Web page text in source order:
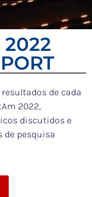
2022
de cada
2022,
discutidos e
pesquisa